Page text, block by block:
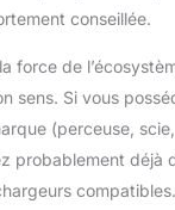
conseillée.
force de
sens. Si vous
(perceuse,
probablement déjà